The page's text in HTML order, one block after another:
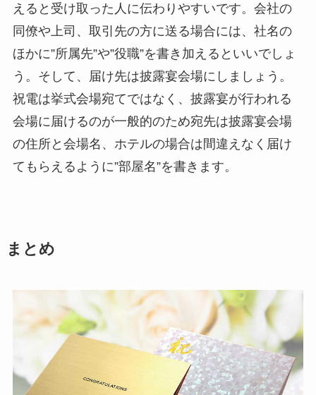
えると受け取った人に伝わりやすいです。会社の
同僚や上司、取引先の方に送る場合には、社名の
ほかに”所属先”や”役職”を書き加えるといいでしょ
う。そして、届け先は披露宴会場にしましょう。
祝電は挙式会場宛てではなく、披露宴が行われる
会場に届けるのが一般的のため宛先は披露宴会場
の住所と会場名、ホテルの場合は間違えなく届け
てもらえるように”部屋名”を書きます。
まとめ